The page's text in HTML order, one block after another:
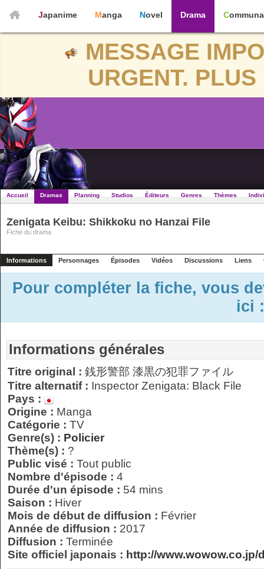
Japanime Manga Novel Drama
MESSAGE
URGENT.
Accueil Dramas Planning Studios Éditeurs Genres Thèmes
Zenigata Keibu: Shikkoku no Hanzai File
Fiche du drama
Informations Personnages Épisodes Vidéos Discussions Liens
Pour compléter la fiche, vous
ici
Informations générales
Titre original : 銭形警部 漆黒の犯罪ファイル
Titre alternatif : Inspector Zenigata: Black File
Pays :
Origine : Manga
Catégorie : TV
Genre(s) : Policier
Thème(s) : ?
Public visé : Tout public
Nombre d'épisode : 4
Durée d'un épisode : 54 mins
Saison : Hiver
Mois de début de diffusion : Février
Année de diffusion : 2017
Diffusion : Terminée
Site officiel japonais : http://www.wowow.co.jp/